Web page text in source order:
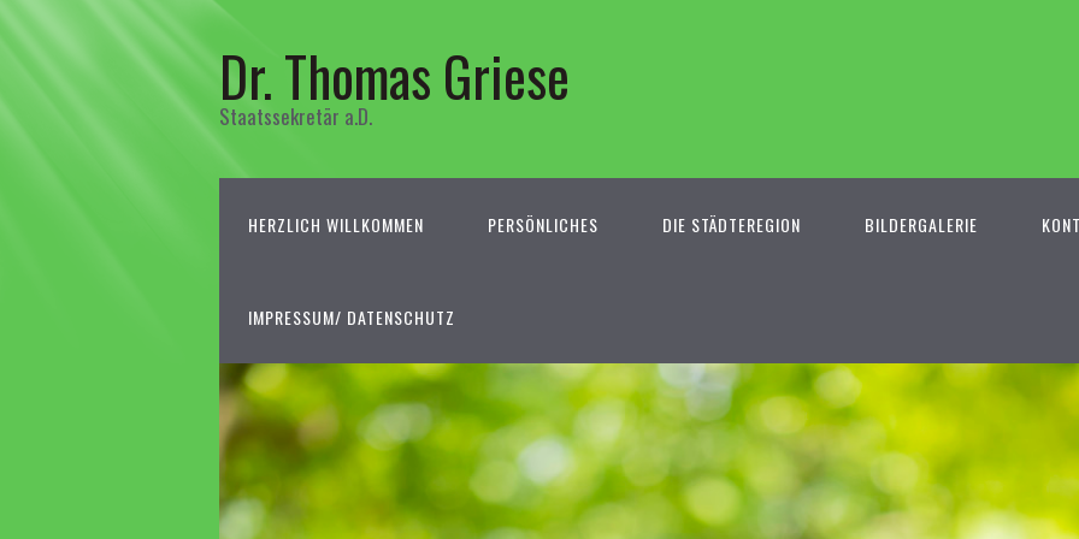
Dr. Thomas Griese
Staatssekretär a.D.
HERZLICH WILLKOMMEN PERSÖNLICHES DIE STÄDTEREGION BILDERGALERIE
IMPRESSUM/ DATENSCHUTZ